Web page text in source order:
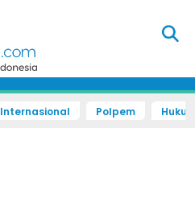
Internasional Polpem